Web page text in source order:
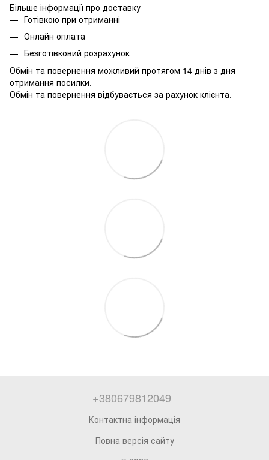
Більше інформації про доставку
Готівкою при отриманні
Онлайн оплата
Безготівковий розрахунок
Обмін та повернення можливий протягом 14 днів з дня
отримання посилки.
Обмін та повернення відбувається за рахунок клієнта.
+380679812049
Контактна інформація
Повна версія сайту